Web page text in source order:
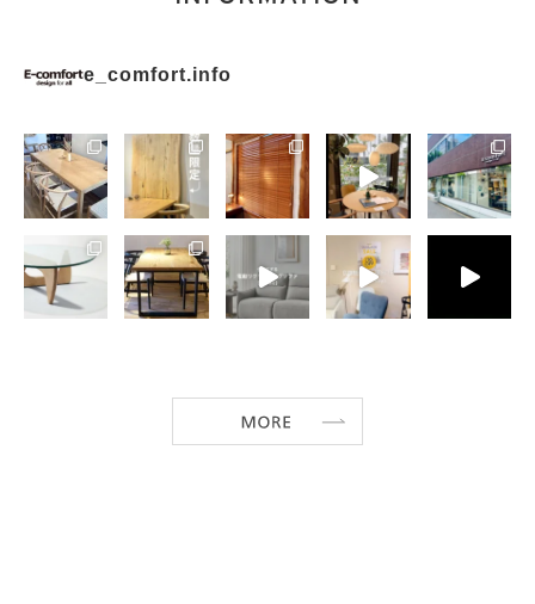
e_comfort.info